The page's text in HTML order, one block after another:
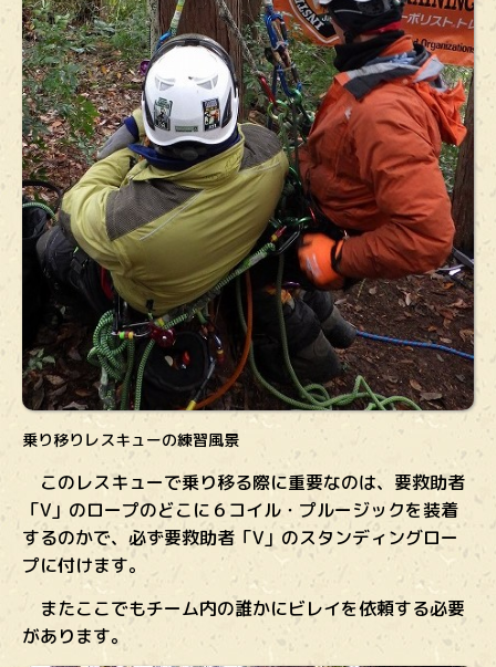
乗り移りレスキューの練習風景
このレスキューで乗り移る際に重要なのは、要救助者
「V」のロープのどこに６コイル・プルージックを装着
するのかで、必ず要救助者「V」のスタンディングロー
プに付けます。
またここでもチーム内の誰かにビレイを依頼する必要
があります。